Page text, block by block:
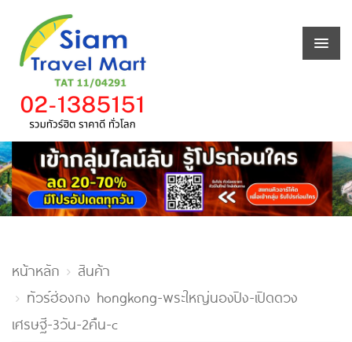
หน้าหลัก
สินค้า
ทัวร์ฮ่องกง hongkong-พระใหญ่นองปิง-เปิดดวง
เศรษฐี-3วัน-2คืน-c